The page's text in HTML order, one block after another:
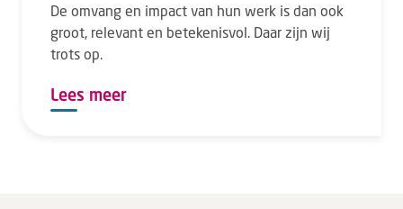
De omvang en impact van hun werk is dan ook
groot, relevant en betekenisvol. Daar zijn wij
trots op.
Lees meer